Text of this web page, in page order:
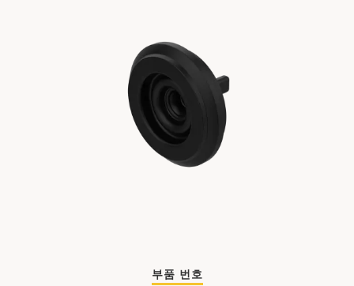
부품 번호